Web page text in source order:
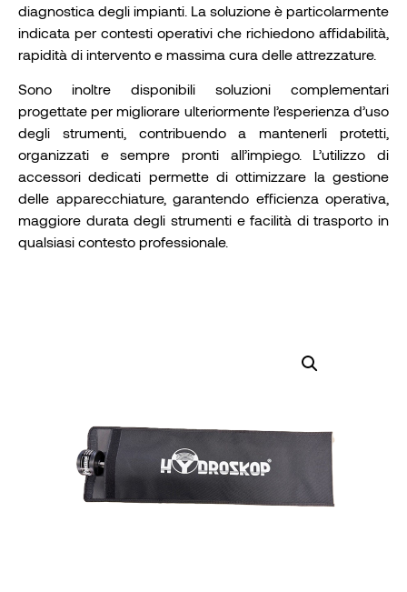
diagnostica degli impianti. La soluzione è particolarmente
indicata per contesti operativi che richiedono affidabilità,
rapidità di intervento e massima cura delle attrezzature.
Sono inoltre disponibili soluzioni complementari
progettate per migliorare ulteriormente l’esperienza d’uso
degli strumenti, contribuendo a mantenerli protetti,
organizzati e sempre pronti all’impiego. L’utilizzo di
accessori dedicati permette di ottimizzare la gestione
delle apparecchiature, garantendo efficienza operativa,
maggiore durata degli strumenti e facilità di trasporto in
qualsiasi contesto professionale.